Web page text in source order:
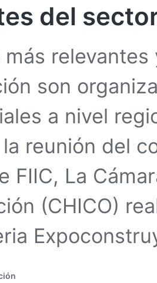
del
más
son
a nivel
reunión del
FIIC, La
(CHICO)